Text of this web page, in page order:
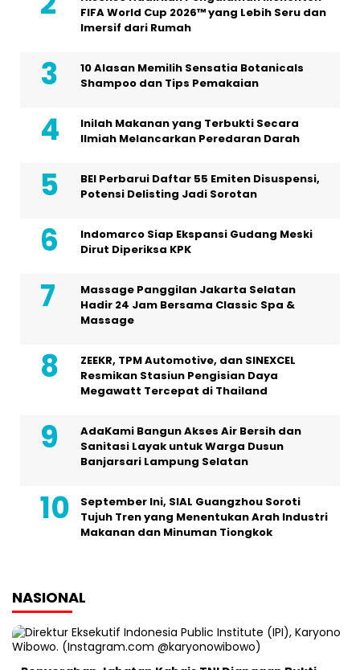
FIFA World Cup 2026™ yang Lebih Seru dan
Imersif dari Rumah
10 Alasan Memilih Sensatia Botanicals
Shampoo dan Tips Pemakaian
Inilah Makanan yang Terbukti Secara
Ilmiah Melancarkan Peredaran Darah
BEI Perbarui Daftar 55 Emiten Disuspensi,
Potensi Delisting Jadi Sorotan
Indomarco Siap Ekspansi Gudang Meski
Dirut Diperiksa KPK
Massage Panggilan Jakarta Selatan
Hadir 24 Jam Bersama Classic Spa &
Massage
ZEEKR, TPM Automotive, dan SINEXCEL
Resmikan Stasiun Pengisian Daya
Megawatt Tercepat di Thailand
AdaKami Bangun Akses Air Bersih dan
Sanitasi Layak untuk Warga Dusun
Banjarsari Lampung Selatan
September Ini, SIAL Guangzhou Soroti
Tujuh Tren yang Menentukan Arah Industri
Makanan dan Minuman Tiongkok
NASIONAL